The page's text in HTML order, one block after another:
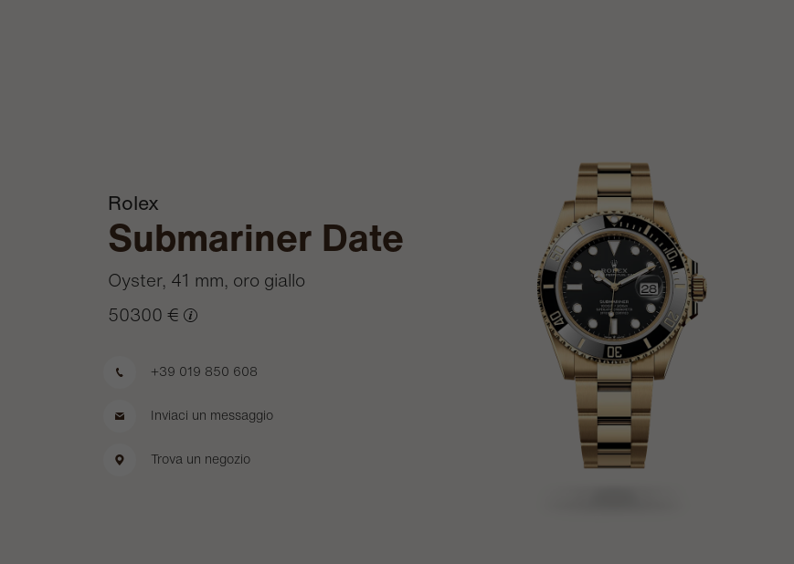
Rolex
Submariner Date
Oyster, 41 mm, oro giallo
50300 €
+39 019 850 608
Inviaci un messaggio
Trova un negozio